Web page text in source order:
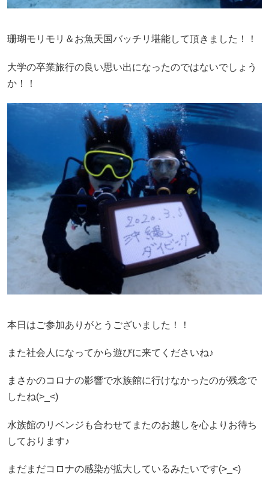
珊瑚モリモリ＆お魚天国バッチリ堪能して頂きました！！
大学の卒業旅行の良い思い出になったのではないでしょう
か！！
本日はご参加ありがとうございました！！
また社会人になってから遊びに来てくださいね♪
まさかのコロナの影響で水族館に行けなかったのが残念で
したね(>_<)
水族館のリベンジも合わせてまたのお越しを心よりお待ち
しております♪
まだまだコロナの感染が拡大しているみたいです(>_<)